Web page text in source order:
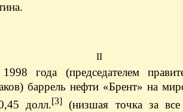
II
года (председателем
баррель нефти «Брент» на
долл.[3](низшая точка за